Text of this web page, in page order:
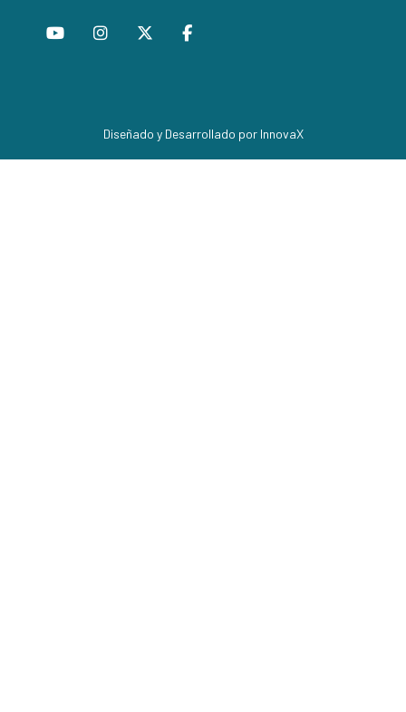
Diseñado y Desarrollado por InnovaX